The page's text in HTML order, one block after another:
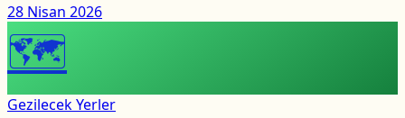
28 Nisan 2026
🗺
Gezilecek Yerler